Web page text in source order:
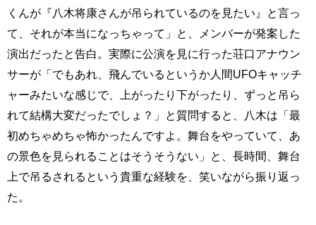
くんが『八木将康さんが吊られているのを見たい』と言っ
て、それが本当になっちゃって」と、メンバーが発案した
演出だったと告白。実際に公演を見に行った荘口アナウン
サーが「でもあれ、飛んでいるというか人間UFOキャッチ
ャーみたいな感じで、上がったり下がったり、ずっと吊ら
れて結構大変だったでしょ？」と質問すると、八木は「最
初めちゃめちゃ怖かったんですよ。舞台をやっていて、あ
の景色を見られることはそうそうない」と、長時間、舞台
上で吊るされるという貴重な経験を、笑いながら振り返っ
た。